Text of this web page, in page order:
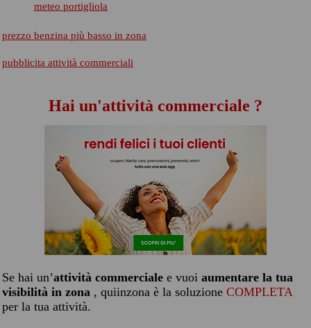
meteo portigliola
prezzo benzina più basso in zona
pubblicita attività commerciali
Hai un'attività commerciale ?
Se hai un’attività commerciale e vuoi aumentare la tua
visibilità in zona , quiinzona è la soluzione COMPLETA
per la tua attività.